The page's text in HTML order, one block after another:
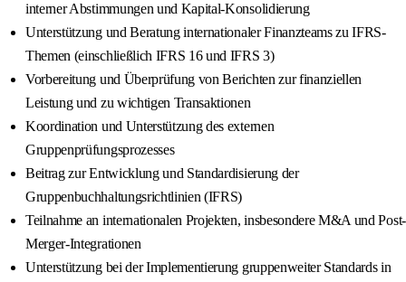
interner Abstimmungen und Kapital-Konsolidierung
Unterstützung und Beratung internationaler Finanzteams zu IFRS-
Themen (einschließlich IFRS 16 und IFRS 3)
Vorbereitung und Überprüfung von Berichten zur finanziellen
Leistung und zu wichtigen Transaktionen
Koordination und Unterstützung des externen
Gruppenprüfungsprozesses
Beitrag zur Entwicklung und Standardisierung der
Gruppenbuchhaltungsrichtlinien (IFRS)
Teilnahme an internationalen Projekten, insbesondere M&A und Post-
Merger-Integrationen
Unterstützung bei der Implementierung gruppenweiter Standards in